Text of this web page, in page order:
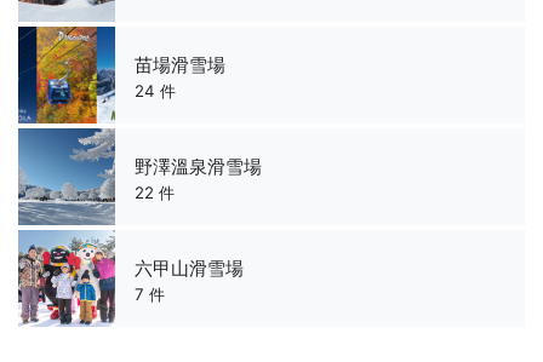
苗場滑雪場
24 件
野澤溫泉滑雪場
22 件
六甲山滑雪場
7 件